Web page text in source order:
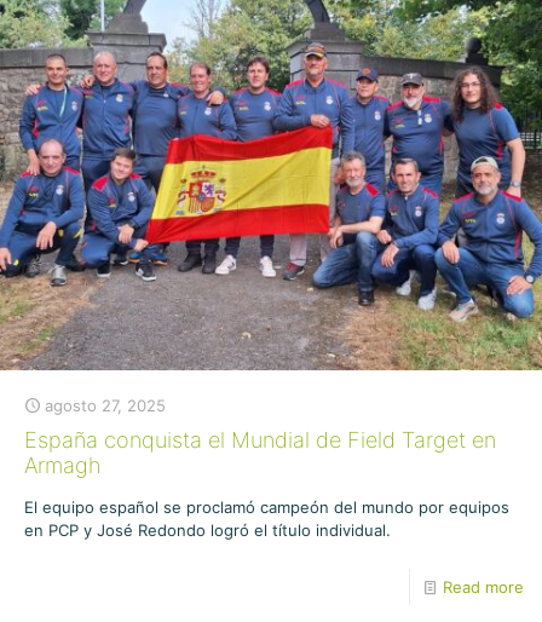
agosto 27, 2025
España conquista el Mundial de Field Target en
Armagh
El equipo español se proclamó campeón del mundo por equipos
en PCP y José Redondo logró el título individual.
Read more